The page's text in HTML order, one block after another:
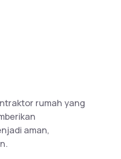
rumah yang
aman,